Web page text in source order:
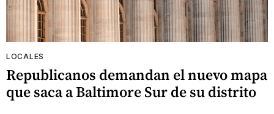
LOCALES
Republicanos demandan el nuevo mapa
que saca a Baltimore Sur de su distrito